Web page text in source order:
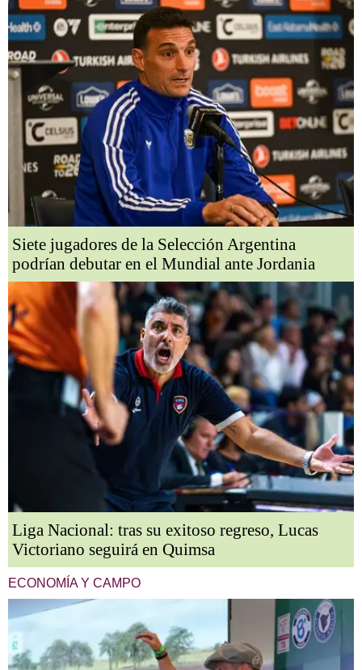
Siete jugadores de la Selección Argentina
podrían debutar en el Mundial ante Jordania
Liga Nacional: tras su exitoso regreso, Lucas
Victoriano seguirá en Quimsa
ECONOMÍA Y CAMPO